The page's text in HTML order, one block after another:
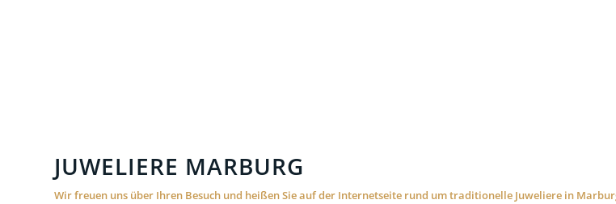
JUWELIERE MARBURG
Wir freuen uns über Ihren Besuch und heißen Sie auf der Internetseite rund um traditionelle Juweliere in